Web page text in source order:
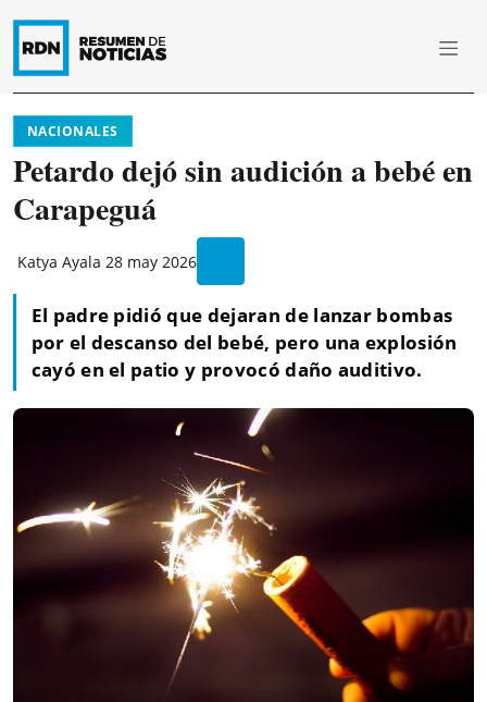
NACIONALES
Petardo dejó sin audición a bebé en
Carapeguá
Katya Ayala 28 may 2026
El padre pidió que dejaran de lanzar bombas
por el descanso del bebé, pero una explosión
cayó en el patio y provocó daño auditivo.